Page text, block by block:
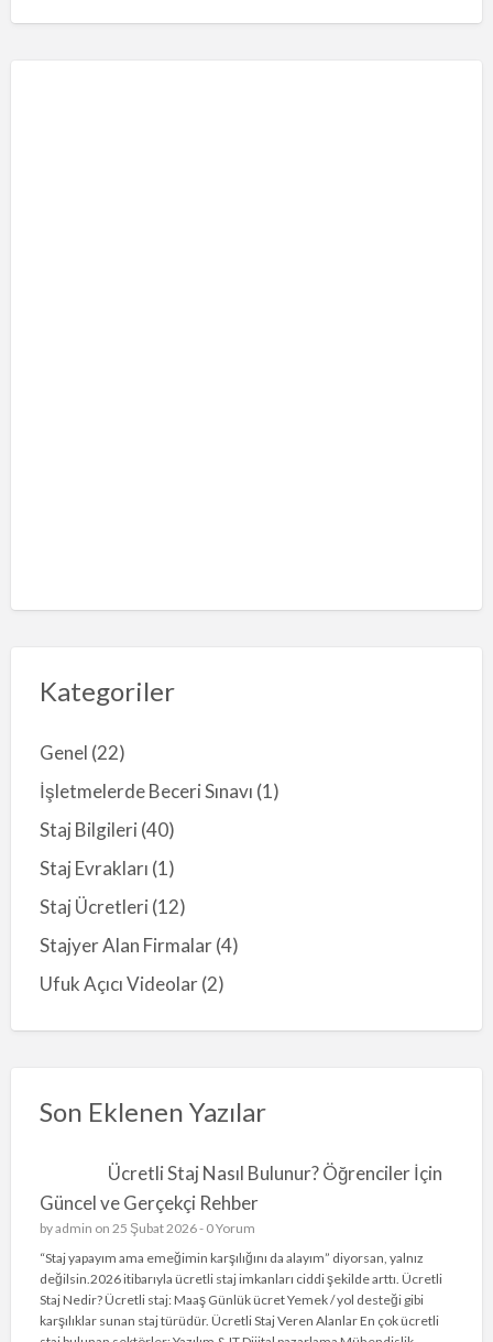
Kategoriler
Genel (22)
İşletmelerde Beceri Sınavı (1)
Staj Bilgileri (40)
Staj Evrakları (1)
Staj Ücretleri (12)
Stajyer Alan Firmalar(4)
Ufuk Açıcı Videolar(2)
Son Eklenen Yazılar
Ücretli Staj Nasıl Bulunur? Öğrenciler İçin
Güncel ve Gerçekçi Rehber
byadmin on 25 Şubat 2026 - 0 Yorum
“Staj yapayım ama emeğimin karşılığını da alayım” diyorsan, yalnız
değilsin.2026 itibarıyla ücretli staj imkanları ciddi şekilde arttı. Ücretli
Staj Nedir? Ücretli staj: Maaş Günlük ücret Yemek / yol desteği gibi
karşılıklar sunan staj türüdür. Ücretli Staj Veren Alanlar En çok ücretli